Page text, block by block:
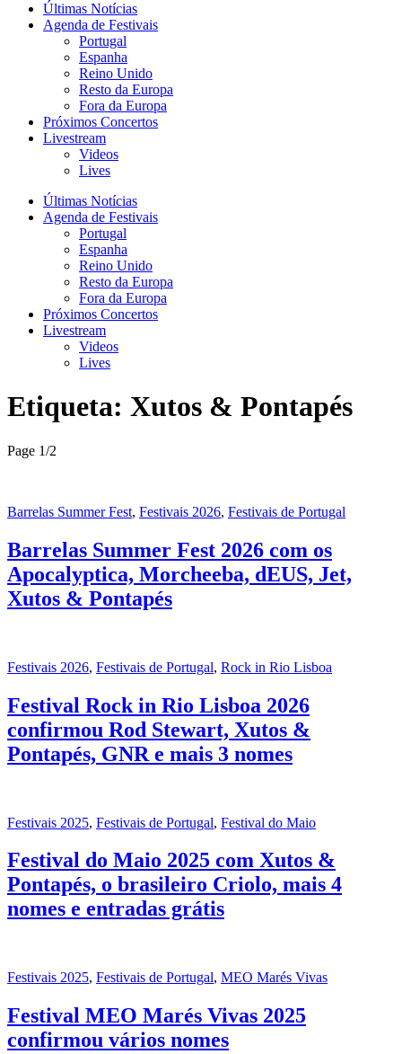
Últimas Notícias
Agenda de Festivais
Portugal
Espanha
Reino Unido
Resto da Europa
Fora da Europa
Próximos Concertos
Livestream
Videos
Lives
Últimas Notícias
Agenda de Festivais
Portugal
Espanha
Reino Unido
Resto da Europa
Fora da Europa
Próximos Concertos
Livestream
Videos
Lives
Etiqueta: Xutos & Pontapés
Page 1/2
Barrelas Summer Fest, Festivais 2026, Festivais de Portugal
Barrelas Summer Fest 2026 com os
Apocalyptica, Morcheeba, dEUS, Jet,
Xutos & Pontapés
Festivais 2026, Festivais de Portugal, Rock in Rio Lisboa
Festival Rock in Rio Lisboa 2026
confirmou Rod Stewart, Xutos &
Pontapés, GNR e mais 3 nomes
Festivais 2025, Festivais de Portugal, Festival do Maio
Festival do Maio 2025 com Xutos &
Pontapés, o brasileiro Criolo, mais 4
nomes e entradas grátis
Festivais 2025, Festivais de Portugal, MEO Marés Vivas
Festival MEO Marés Vivas 2025
confirmou vários nomes